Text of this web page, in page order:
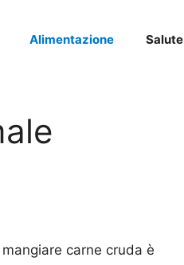
Alimentazione Salute
carne cruda è